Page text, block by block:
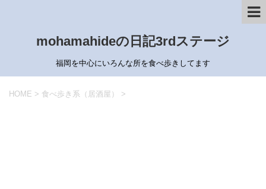
mohamahideの日記3rdステージ
福岡を中心にいろんな所を食べ歩きしてます
HOME > 食べ歩き系（居酒屋） >